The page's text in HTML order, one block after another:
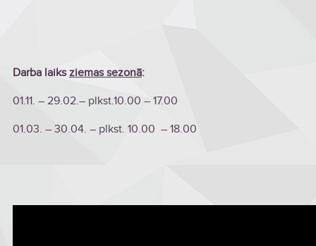
Darba laiksziemas sezonā:
01.11. – 29.02.– plkst.10.00 – 17.00
01.03. – 30.04. – plkst. 10.00 – 18.00